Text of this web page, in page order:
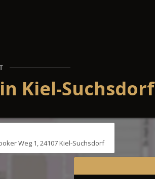
Kiel-Suchsdorf
Weg 1, 24107 Kiel-Suchsdorf